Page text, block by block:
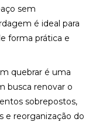
sem
é ideal para
forma prática e
quebrar é uma
busca renovar o
sobrepostos,
e reorganização do